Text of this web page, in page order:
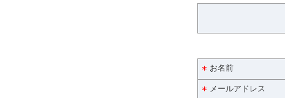
お名前
メールアドレス